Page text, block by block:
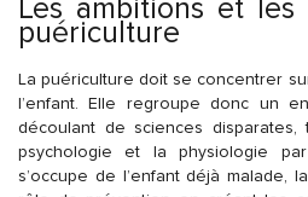
Les ambitions et
puériculture
La puériculture doit se concentrer
l’enfant. Elle regroupe donc un
découlant de sciences
psychologie et la physiologie
s’occupe de l’enfant déjà malade,